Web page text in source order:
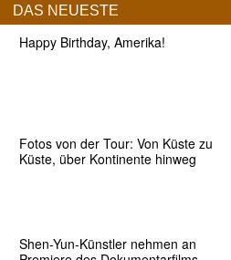
DAS NEUESTE
Happy Birthday, Amerika!
Fotos von der Tour: Von Küste zu
Küste, über Kontinente hinweg
Shen-Yun-Künstler nehmen an